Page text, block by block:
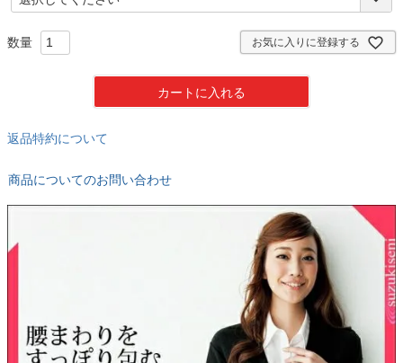
必
お気に入りに登録する
カートに入れる
返品特約について
商品についてのお問い合わせ